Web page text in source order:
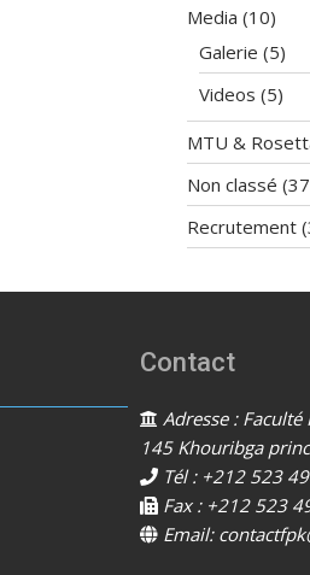
Media (10)
Galerie (5)
Videos (5)
MTU &
Non classé
Recrutement
Contact
Adresse :
145 Khouribga
Tél : +212 523
Fax : +212 523
Email: